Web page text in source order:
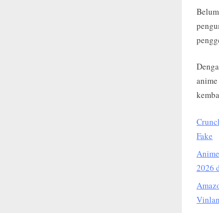
Fake
2026